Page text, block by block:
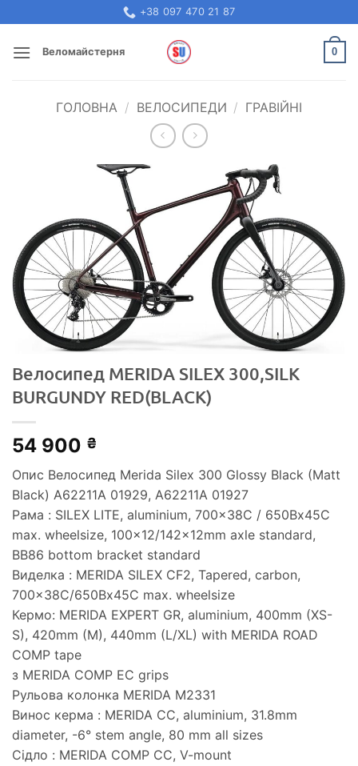
to
content
+38 097 470 21 87
Веломайстерня 0
ГОЛОВНА / ВЕЛОСИПЕДИ / ГРАВІЙНІ
Велосипед MERIDA SILEX 300,SILK
BURGUNDY RED(BLACK)
54 900 ₴
Опис Велосипед Merida Silex 300 Glossy Black (Matt
Black) A62211A 01929, A62211A 01927
Рама : SILEX LITE, aluminium, 700x38C / 650Bx45C
max. wheelsize, 100×12/142x12mm axle standard,
BB86 bottom bracket standard
Виделка : MERIDA SILEX CF2, Tapered, carbon,
700x38C/650Bx45C max. wheelsize
Кермо: MERIDA EXPERT GR, aluminium, 400mm (XS-
S), 420mm (M), 440mm (L/XL) with MERIDA ROAD
COMP tape
з MERIDA COMP EC grips
Рульова колонка MERIDA M2331
Винос керма : MERIDA CC, aluminium, 31.8mm
diameter, -6° stem angle, 80 mm all sizes
Сідло : MERIDA COMP CC, V-mount